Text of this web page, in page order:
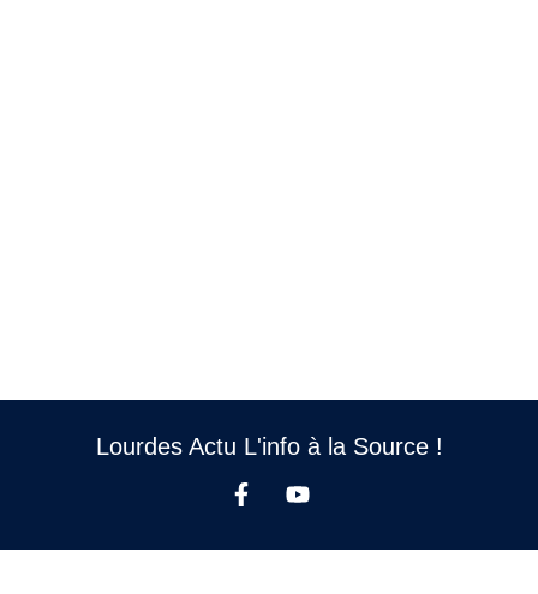
Lourdes Actu L'info à la Source !